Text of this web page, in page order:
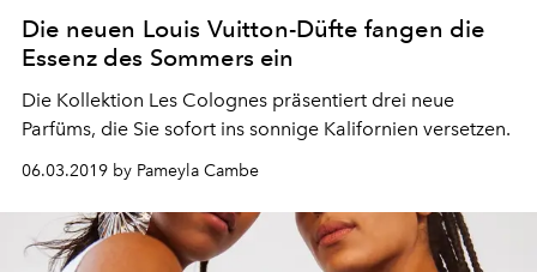
Die neuen Louis Vuitton-Düfte fangen die
Essenz des Sommers ein
Die Kollektion Les Colognes präsentiert drei neue
Parfüms, die Sie sofort ins sonnige Kalifornien versetzen.
06.03.2019 by Pameyla Cambe